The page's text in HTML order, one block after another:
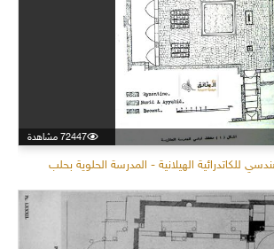
72447 مشاهدة
الهيلانية - المدرسة الحلوية بحلب